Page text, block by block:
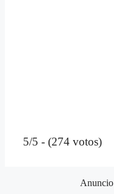
5/5 - (274 votos)
Anuncio